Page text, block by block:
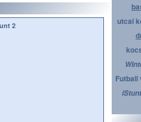
2
utcai
Futball